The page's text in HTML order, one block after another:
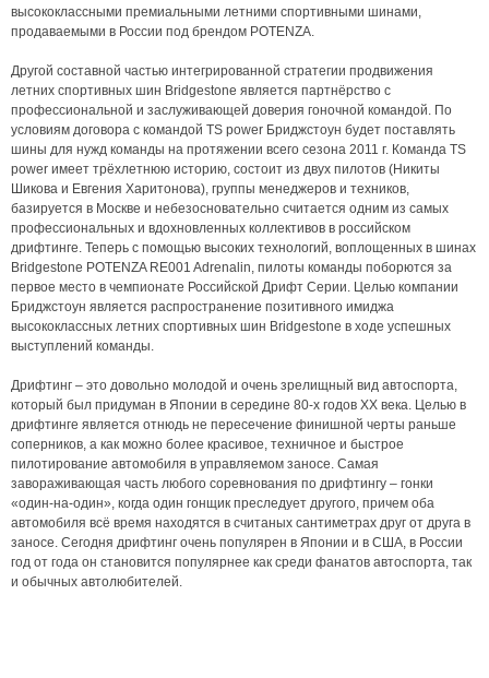
высококлассными премиальными летними спортивными шинами,
продаваемыми в России под брендом POTENZA.
Другой составной частью интегрированной стратегии продвижения
летних спортивных шин Bridgestone является партнёрство с
профессиональной и заслуживающей доверия гоночной командой. По
условиям договора с командой TS power Бриджстоун будет поставлять
шины для нужд команды на протяжении всего сезона 2011 г. Команда TS
power имеет трёхлетнюю историю, состоит из двух пилотов (Никиты
Шикова и Евгения Харитонова), группы менеджеров и техников,
базируется в Москве и небезосновательно считается одним из самых
профессиональных и вдохновленных коллективов в российском
дрифтинге. Теперь с помощью высоких технологий, воплощенных в шинах
Bridgestone POTENZA RE001 Adrenalin, пилоты команды поборются за
первое место в чемпионате Российской Дрифт Серии. Целью компании
Бриджстоун является распространение позитивного имиджа
высококлассных летних спортивных шин Bridgestone в ходе успешных
выступлений команды.
Дрифтинг – это довольно молодой и очень зрелищный вид автоспорта,
который был придуман в Японии в середине 80-х годов XX века. Целью в
дрифтинге является отнюдь не пересечение финишной черты раньше
соперников, а как можно более красивое, техничное и быстрое
пилотирование автомобиля в управляемом заносе. Самая
завораживающая часть любого соревнования по дрифтингу – гонки
«один-на-один», когда один гонщик преследует другого, причем оба
автомобиля всё время находятся в считаных сантиметрах друг от друга в
заносе. Сегодня дрифтинг очень популярен в Японии и в США, в России
год от года он становится популярнее как среди фанатов автоспорта, так
и обычных автолюбителей.